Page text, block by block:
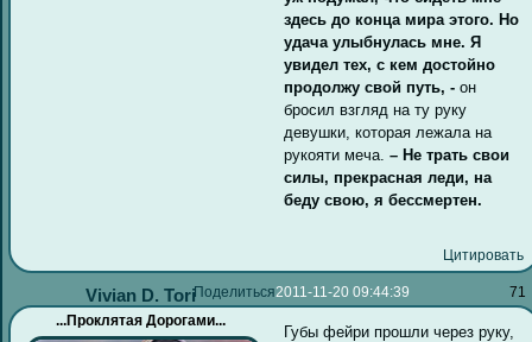
здесь до конца мира этого. Но
удача улыбнулась мне. Я
увидел тех, с кем достойно
продолжу свой путь, - он
бросил взгляд на ту руку
девушки, которая лежала на
рукояти меча.– Не трать свои
силы, прекрасная леди, на
беду свою, я бессмертен.
Цитировать
Поделиться 71
2011-11-20 09:44:39
Vivian D. Tori
...Проклятая Дорогами...
Губы фейри прошли через руку,